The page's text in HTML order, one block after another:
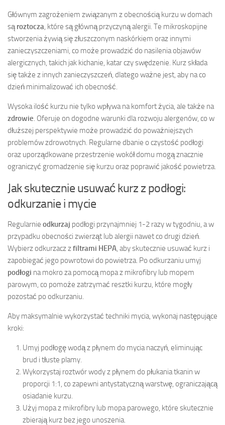
Głównym zagrożeniem związanym z obecnością kurzu w domach
są roztocza , które są główną przyczyną alergii. Te mikroskopijne
stworzenia żywią się złuszczonym naskórkiem oraz innymi
zanieczyszczeniami, co może prowadzić do nasilenia objawów
alergicznych, takich jak kichanie, katar czy swędzenie. Kurz składa
się także z innych zanieczyszczeń, dlatego ważne jest, aby na co
dzień minimalizować ich obecność.
Wysoka ilość kurzu nie tylko wpływa na komfort życia, ale także na
zdrowie . Oferuje on dogodne warunki dla rozwoju alergenów, co w
dłuższej perspektywie może prowadzić do poważniejszych
problemów zdrowotnych. Regularne dbanie o czystość podłogi
oraz uporządkowane przestrzenie wokół domu mogą znacznie
ograniczyć gromadzenie się kurzu oraz poprawić jakość powietrza.
Jak skutecznie usuwać kurz z podłogi:
odkurzanie i mycie
Regularnie odkurzaj podłogi przynajmniej 1-2 razy w tygodniu, a w
przypadku obecności zwierząt lub alergii nawet co drugi dzień.
Wybierz odkurzacz zfiltrami HEPA , aby skutecznie usuwać kurz i
zapobiegać jego powrotowi do powietrza. Po odkurzaniu umyj
podłogi na mokro za pomocą mopa z mikrofibry lub mopem
parowym, co pomoże zatrzymać resztki kurzu, które mogły
pozostać po odkurzaniu.
Aby maksymalnie wykorzystać techniki mycia, wykonaj następujące
kroki:
Umyj podłogę wodą z płynem do mycia naczyń, eliminując
brud i tłuste plamy.
Wykorzystaj roztwór wody z płynem do płukania tkanin w
proporcji 1:1, co zapewni antystatyczną warstwę, ograniczającą
osiadanie kurzu.
Użyj mopa z mikrofibry lub mopa parowego, które skutecznie
zbierają kurz bez jego unoszenia.